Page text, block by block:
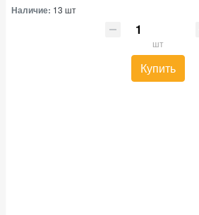
Наличие: 13 шт
шт
Купить